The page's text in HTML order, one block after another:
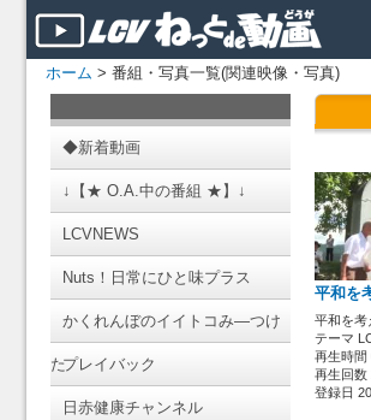
ホーム > 番組・写真一覧(関連映像・写真)
◆新着動画
↓【★ O.A.中の番組 ★】↓
LCVNEWS
Nuts！日常にひと味プラス
かくれんぼのイイトコみ―つけ
たプレイバック
日赤健康チャンネル
平和を
平和を考
テーマ
再生時間
再生回数
登録日